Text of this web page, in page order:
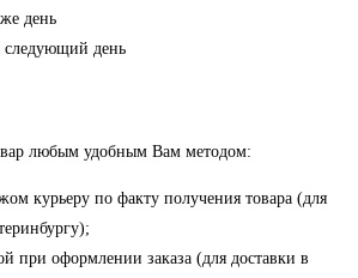
день
следующий день
любым удобным Вам методом:
курьеру по факту получения товара (для
при оформлении заказа (для доставки в